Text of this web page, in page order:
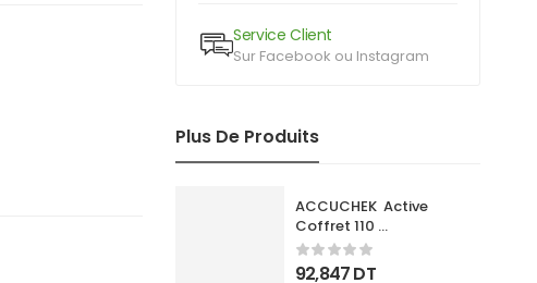
Service Client
Sur Facebook ou Instagram
Plus De Produits
ACCUCHEK  Active
Coffret 110
Bandlettes+Appareil
92,847DT